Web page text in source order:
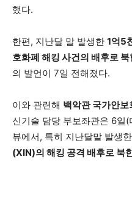
했다.
한편, 지난달 말 발생한 1억5
호화폐 해킹 사건의 배후로 북
의 발언이 7일 전해졌다.
이와 관련해 백악관 국가안
신기술 담당 부보좌관은 6일
뷰에서, 특히 지난달말 발생한
(XIN)의 해킹 공격 배후로 북